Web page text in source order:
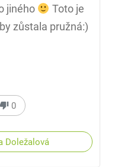
jiného
Toto je
zůstala pružná:)
0
Doležalová